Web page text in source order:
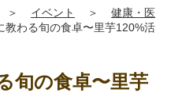
＞ イベント ＞
健康・医
教わる旬の食卓〜里芋120%活
旬の食卓〜里芋